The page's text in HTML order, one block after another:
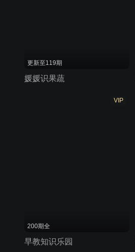
更新至119期
媛媛识果蔬
VIP
200期全
早教知识乐园